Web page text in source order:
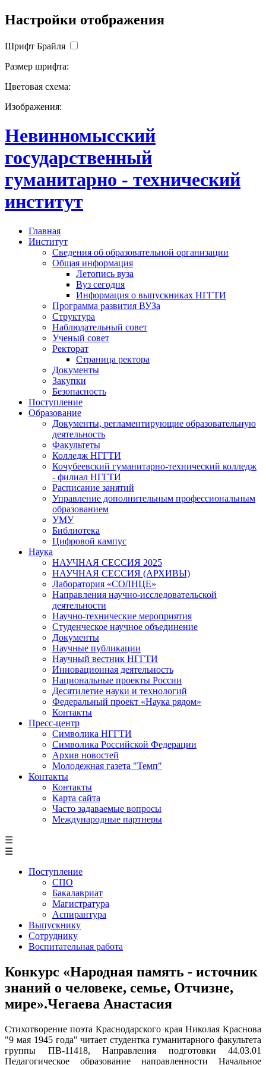
Настройки отображения
Шрифт Брайля
Размер шрифта:
Цветовая схема:
Изображения:
Невинномысский
государственный
гуманитарно - технический
институт
Главная
Институт
Сведения об образовательной организации
Общая информация
Летопись вуза
Вуз сегодня
Информация о выпускниках НГГТИ
Программа развития ВУЗа
Структура
Наблюдательный совет
Ученый совет
Ректорат
Страница ректора
Документы
Закупки
Безопасность
Поступление
Образование
Документы, регламентирующие образовательную
деятельность
Факультеты
Колледж НГГТИ
Кочубеевский гуманитарно-технический колледж
- филиал НГГТИ
Расписание занятий
Управление дополнительным профессиональным
образованием
УМУ
Библиотека
Цифровой кампус
Наука
НАУЧНАЯ СЕССИЯ 2025
НАУЧНАЯ СЕССИЯ (АРХИВЫ)
Лаборатория «СОЛНЦЕ»
Направления научно-исследовательской
деятельности
Научно-технические мероприятия
Студенческое научное объединение
Документы
Научные публикации
Научный вестник НГГТИ
Инновационная деятельность
Национальные проекты России
Десятилетие науки и технологий
Федеральный проект «Наука рядом»
Контакты
Пресс-центр
Символика НГГТИ
Символика Российской Федерации
Архив новостей
Молодежная газета "Темп"
Контакты
Контакты
Карта сайта
Часто задаваемые вопросы
Международные партнеры
☰
☰
Поступление
СПО
Бакалавриат
Магистратура
Аспирантура
Выпускнику
Сотруднику
Воспитательная работа
Конкурс «Народная память - источник
знаний о человеке, семье, Отчизне,
мире».Чегаева Анастасия
Стихотворение поэта Краснодарского края Николая Краснова
"9 мая 1945 года" читает студентка гуманитарного факультета
группы ПВ-11418, Направления подготовки 44.03.01
Педагогическое образование направленности Начальное